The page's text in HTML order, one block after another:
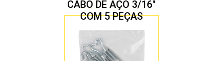
CABO DE AÇO 3/16″
COM 5 PEÇAS